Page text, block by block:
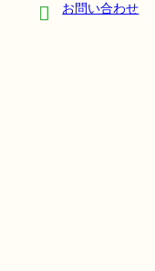
お問い合わせ